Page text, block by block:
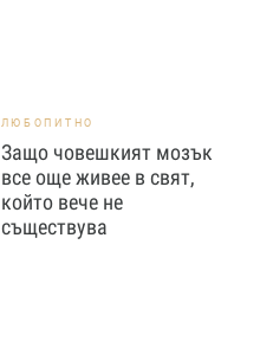
ЛЮБОПИТНО
Защо човешкият мозък
все още живее в свят,
който вече не
съществува